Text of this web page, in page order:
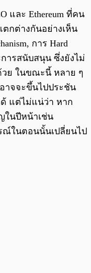
และ Ethereum ที่คน
กต่างกันอย่างเห็น
การ Hard
ารสนับสนุน ซึ่งยังไม่
วย ในขณะนี้ หลาย ๆ
าจจะขึ้นไปประชัน
ด้ แต่ไม่แน่ว่า หาก
ในปีหน้าเช่น
ณ์ในตอนนั้นเปลี่ยนไป